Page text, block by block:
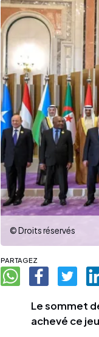
© Droits réservés
PARTAGEZ
Le sommet
achevé ce